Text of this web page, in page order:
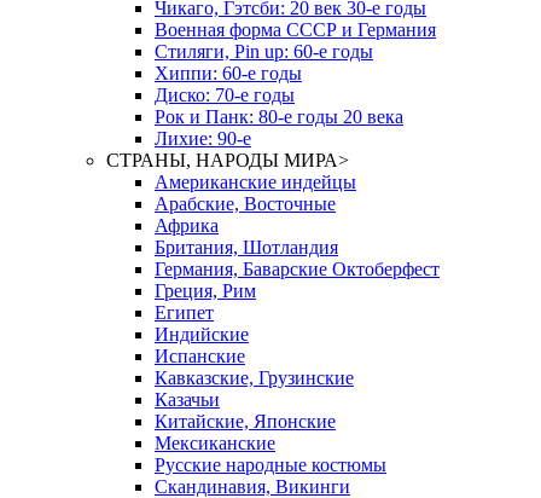
Чикаго, Гэтсби: 20 век 30-е годы
Военная форма СССР и Германия
Стиляги, Pin up: 60-е годы
Хиппи: 60-е годы
Диско: 70-е годы
Рок и Панк: 80-е годы 20 века
Лихие: 90-е
СТРАНЫ, НАРОДЫ МИРА>
Американские индейцы
Арабские, Восточные
Африка
Британия, Шотландия
Германия, Баварские Октоберфест
Греция, Рим
Египет
Индийские
Испанские
Кавказские, Грузинские
Казачьи
Китайские, Японские
Мексиканские
Русские народные костюмы
Скандинавия, Викинги